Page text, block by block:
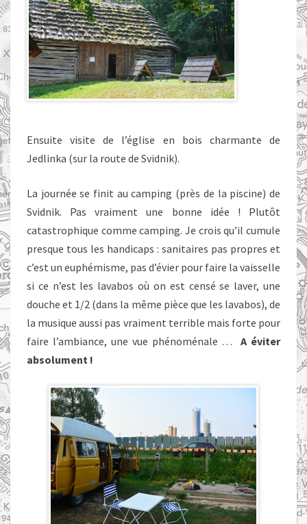
Ensuite visite de l’église en bois charmante de
Jedlinka (sur la route de Svidnik).
La journée se finit au camping (près de la piscine) de
Svidnik. Pas vraiment une bonne idée ! Plutôt
catastrophique comme camping. Je crois qu’il cumule
presque tous les handicaps : sanitaires pas propres et
c’est un euphémisme, pas d’évier pour faire la vaisselle
si ce n’est les lavabos où on est censé se laver, une
douche et 1/2 (dans la même pièce que les lavabos), de
la musique aussi pas vraiment terrible mais forte pour
faire l’ambiance, une vue phénoménale …A éviter
absolument !